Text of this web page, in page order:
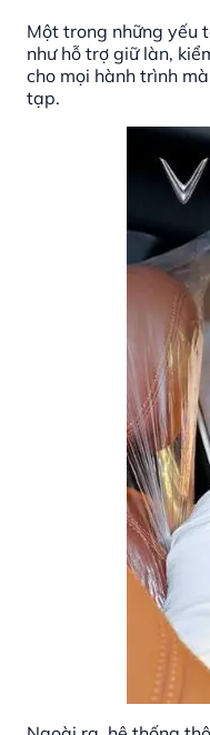
Một trong những yếu
như hỗ trợ giữ làn,
cho mọi hành trình
tạp.